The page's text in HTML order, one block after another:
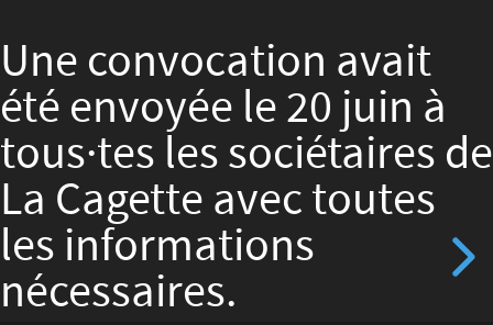
Une convocation avait
été envoyée le 20 juin à
tous·tes les sociétaires de
La Cagette avec toutes
les informations
nécessaires.